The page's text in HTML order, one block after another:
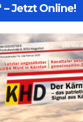
– Jetzt Online!